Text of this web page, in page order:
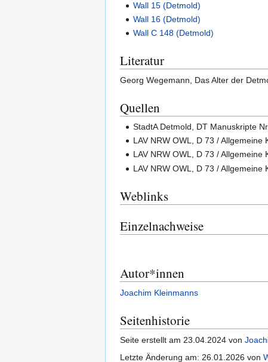
Wall 15 (Detmold)
Wall 16 (Detmold)
Wall C 148 (Detmold)
Literatur
Georg Wegemann, Das Alter der
Quellen
StadtA Detmold, DT Manuskripte
LAV NRW OWL, D 73 /
LAV NRW OWL, D 73 /
LAV NRW OWL, D 73 /
Weblinks
Einzelnachweise
Autor*innen
Joachim Kleinmanns
Seitenhistorie
Seite erstellt am 23.04.2024 von
Letzte Änderung am: 26.01.2026 von